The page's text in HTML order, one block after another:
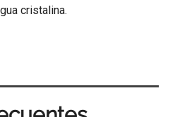
cristalina.